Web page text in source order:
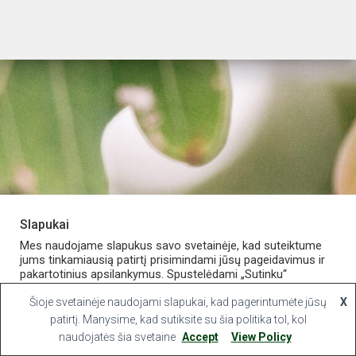
PARDUOTUVĖ APIE VAISTINĘ MANO PASKYRA
KONTAKTAI
Hestia | Developed byThemeIsle
Slapukai
Mes naudojame slapukus savo svetainėje, kad suteiktume
jums tinkamiausią patirtį prisimindami jūsų pageidavimus ir
pakartotinius apsilankymus. Spustelėdami „Sutinku“
sutinkate naudoti VISUS slapukus.
Slapukų nustatymai Sutinku
Šioje svetainėje naudojami slapukai, kad pagerintumėte jūsų
patirtį. Manysime, kad sutiksite su šia politika tol, kol
naudojatės šia svetaine
X
Accept View Policy